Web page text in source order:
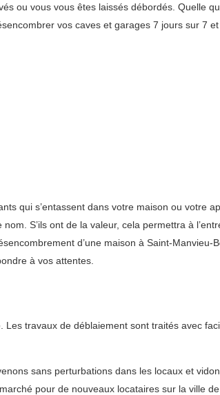
ou vous vous êtes laissés débordés. Quelle
vos caves et garages 7 jours sur 7
qui s’entassent dans votre maison ou votre
S’ils ont de la valeur, cela permettra à
d’une maison à Saint-Manvieu-
à vos attentes.
travaux de déblaiement sont traités avec
sans perturbations dans les locaux et
pour de nouveaux locataires sur la ville